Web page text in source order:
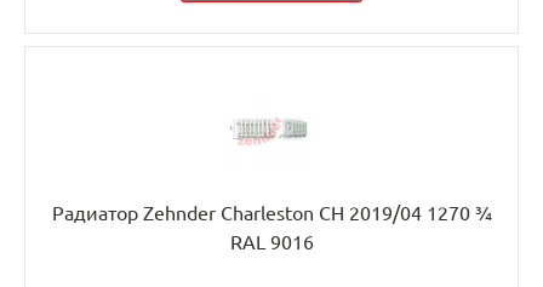
Радиатор Zehnder Charleston CH 2019/04 1270 ¾
RAL 9016